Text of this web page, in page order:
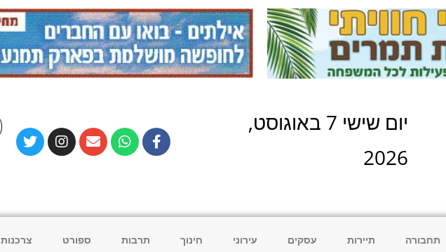
יום שישי 7 באוגוסט,
2026
תחבורה תיירות עסקים עירוני חינוך תרבות ספורט צרכנות